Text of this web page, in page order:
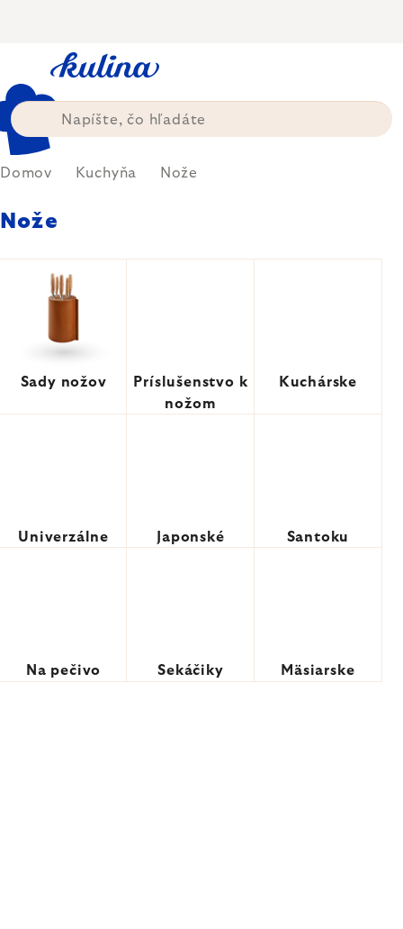
Domov Kuchyňa Nože
Nože
Sady nožov
Príslušenstvo k
nožom
Kuchárske
Univerzálne Japonské Santoku
Na pečivo Sekáčiky Mäsiarske